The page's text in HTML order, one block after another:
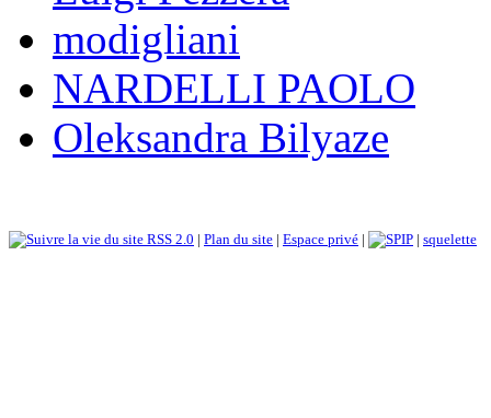
modigliani
NARDELLI PAOLO
Oleksandra Bilyaze
RSS 2.0 | Plan du site | Espace privé | | squelette